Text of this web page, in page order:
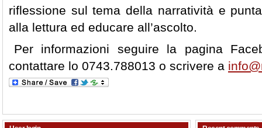
riflessione sul tema della narratività e
alla lettura ed educare all’ascolto.
Per informazioni seguire la pagina
contattare lo 0743.788013 o scrivere a